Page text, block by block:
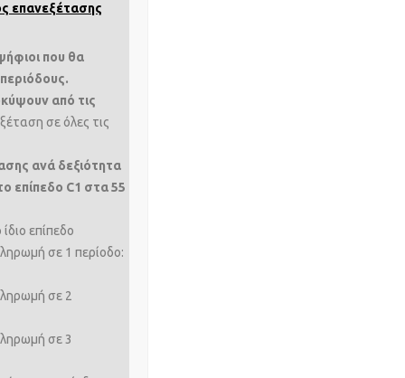
επανεξέτασης
που θα
από τις
σε όλες τις
ανά δεξιότητα
επίπεδο C1 στα 55
επίπεδο
σε 1 περίοδο:
σε 2
σε 3